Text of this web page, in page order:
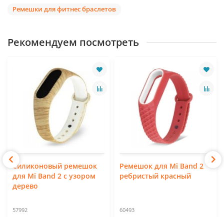
Ремешки для фитнес браслетов
Рекомендуем посмотреть
Силиконовый ремешок
для Mi Band 2 с узором
дерево
57992
Ремешок для Mi Band 2
ребристый красный
60493